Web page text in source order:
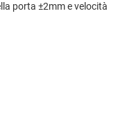
porta ±2mm e velocità